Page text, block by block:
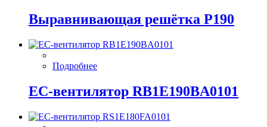
Выравнивающая решётка P190
Подробнее
EC-вентилятор RB1E190BA0101